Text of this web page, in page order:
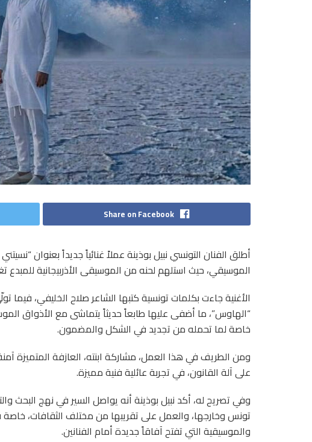
Share on Facebook
أطلق الفنان التونسي نبيل بوذينة عملاً غنائياً جديداً بعنوان
الموسيقي، حيث استلهم لحنه من الموسيقى الأذربيجانية للمبدع
الأغنية جاءت بكلمات تونسية كتبها الشاعر صلاح الخليفي، فيما
“الهاوس”، ما أضفى عليها طابعاً حديثاً يتماشى مع الأذواق
خاصة لما تحمله من تجديد في الشكل والمضمون.
ومن الطريف في هذا العمل، مشاركة ابنته، العازفة المتميزة
على آلة القانون، في تجربة عائلية فنية مميزة.
وفي تصريح له، أكد نبيل بوذينة أنه يواصل السير في نهج البحث
تونس وخارجها، والعمل على تقريبها من مختلف الثقافات، خاصة
والموسيقية التي تفتح آفاقاً جديدة أمام الفنانين.